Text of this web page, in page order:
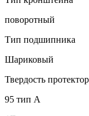
поворотный
Тип подшипника
Шариковый
Твердость
95 тип А